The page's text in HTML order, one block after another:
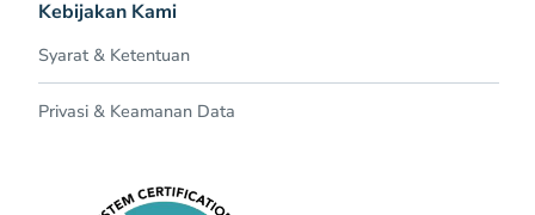
Kebijakan Kami
Syarat & Ketentuan
Privasi & Keamanan Data